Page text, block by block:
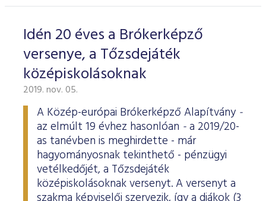
Idén 20 éves a Brókerképző
versenye, a Tőzsdejáték
középiskolásoknak
2019. nov. 05.
A Közép-európai Brókerképző Alapítvány -
az elmúlt 19 évhez hasonlóan -a 2019/20-
as tanévben is meghirdette - már
hagyományosnak tekinthető - pénzügyi
vetélkedőjét, a Tőzsdejáték
középiskolásoknak versenyt. A versenyt a